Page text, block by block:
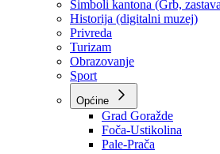
O kantonu
O kantonu
Simboli kantona (Grb, zastava)
Historija (digitalni muzej)
Privreda
Turizam
Obrazovanje
Sport
Općine